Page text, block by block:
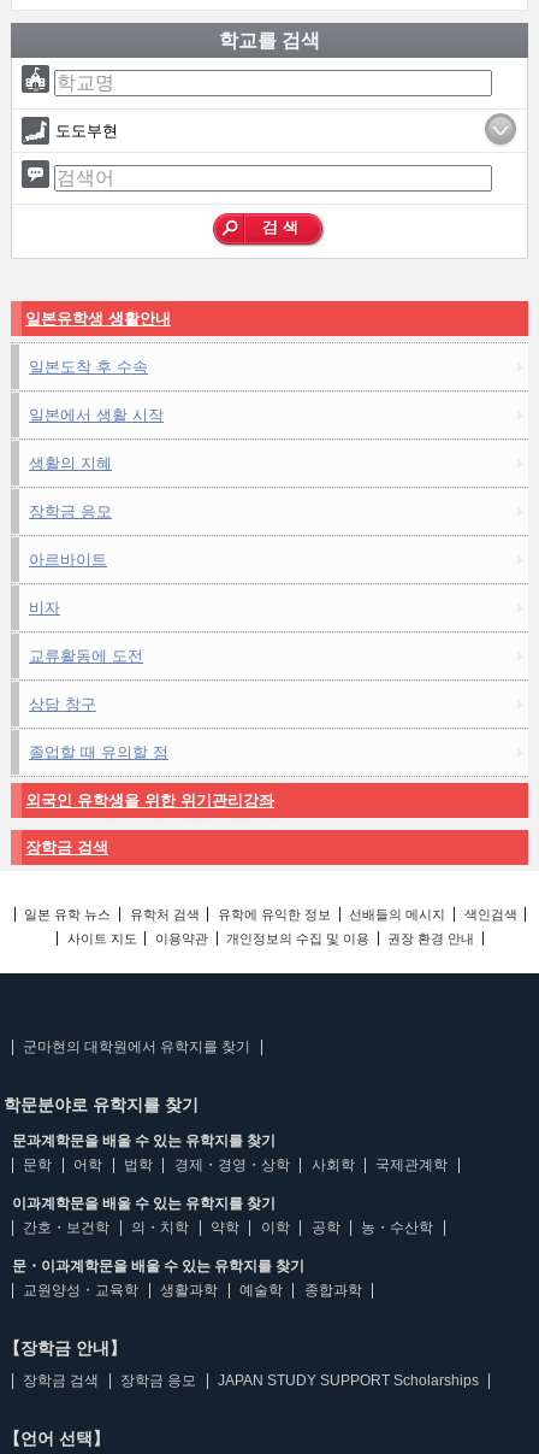
학교를 검색
도도부현
일본유학생 생활안내
일본도착 후 수속
일본에서 생활 시작
생활의 지혜
장학금 응모
아르바이트
비자
교류활동에 도전
상담 창구
졸업할 때 유의할 점
외국인 유학생을 위한 위기관리강좌
장학금 검색
일본 유학 뉴스 유학처 검색 유학에 유익한 정보 선배들의 메시지
색인검색
사이트 지도
이용약관 개인정보의 수집 및 이용 권장 환경 안내
군마현의 대학원에서 유학지를 찾기
학문분야로 유학지를 찾기
문과계학문을 배울 수 있는 유학지를 찾기
문학
어학 법학 경제・경영・상학 사회학 국제관계학
이과계학문을 배울 수 있는 유학지를 찾기
간호・보건학
의・치학 약학 이학 공학 농・수산학
문・이과계학문을 배울 수 있는 유학지를 찾기
교원양성・교육학
생활과학 예술학 종합과학
【장학금 안내】
장학금 검색 장학금 응모 JAPAN STUDY SUPPORT Scholarships
【언어 선택】